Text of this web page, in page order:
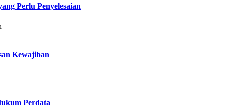
Perlu Penyelesaian
Kewajiban
Perdata